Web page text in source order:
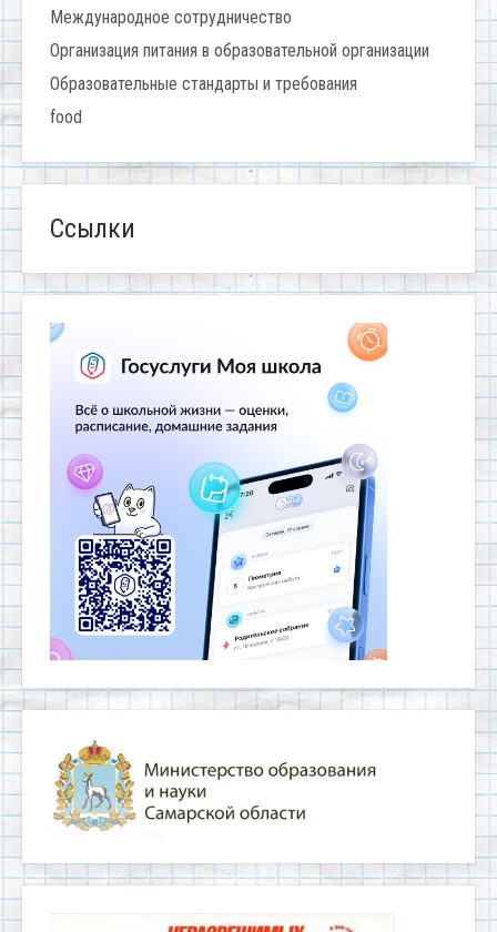
Международное сотрудничество
Организация питания в образовательной организации
Образовательные стандарты и требования
food
Ссылки